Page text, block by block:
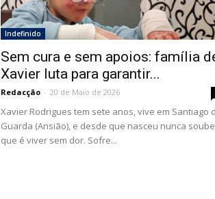
Indefinido
Sem cura e sem apoios: família
Xavier luta para garantir...
Redacção - 20 de Maio de 2026
Xavier Rodrigues tem sete anos, vive em Santiago
Guarda (Ansião), e desde que nasceu nunca
que é viver sem dor. Sofre...